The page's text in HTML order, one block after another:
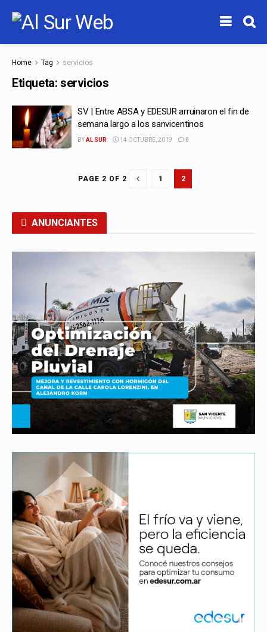
Home Tag servicios
Etiqueta: servicios
SV | Entre ABSA y EDESUR arruinaron el fin de
semana largo a los sanvicentinos
BYAL SUR 14 OCTUBRE, 2019 0
PAGE 2 OF 2 1 2
ANUNCIANTES